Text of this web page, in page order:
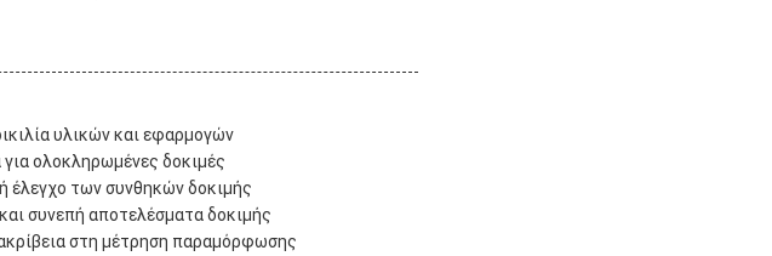
υλικών και εφαρμογών
ολοκληρωμένες δοκιμές
έλεγχο των συνθηκών δοκιμής
συνεπή αποτελέσματα δοκιμής
στη μέτρηση παραμόρφωσης